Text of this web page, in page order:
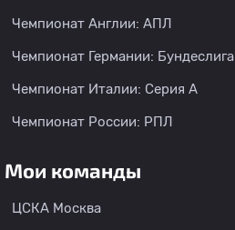
Чемпионат Англии: АПЛ
Чемпионат Германии: Бундеслига
Чемпионат Италии: Серия А
Чемпионат России: РПЛ
Мои команды
ЦСКА Москва